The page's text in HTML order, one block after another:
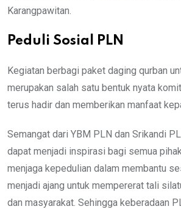
Karangpawitan.
Peduli Sosial PLN
Kegiatan berbagi paket daging qurban
merupakan salah satu bentuk nyata
terus hadir dan memberikan manfaat
Semangat dari YBM PLN dan Srikandi
dapat menjadi inspirasi bagi semua
menjaga kepedulian dalam membantu
menjadi ajang untuk mempererat tali
dan masyarakat. Sehingga keberadaan